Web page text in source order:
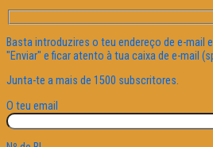
Basta introduzires o teu endereço de e-mail
"Enviar" e ficar atento à tua caixa de e-mail
Junta-te a mais de 1500 subscritores.
O teu email